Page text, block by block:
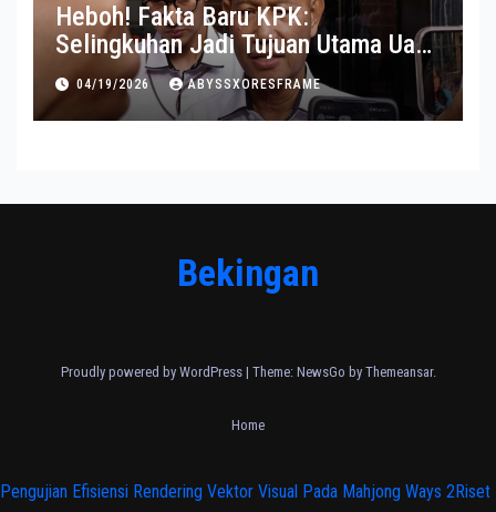
Heboh! Fakta Baru KPK:
Selingkuhan Jadi Tujuan Utama Uang
Korupsi
04/19/2026 ABYSSXORESFRAME
Bekingan
Proudly powered by WordPress | Theme: NewsGo by Themeansar.
Home
Pengujian Efisiensi Rendering Vektor Visual Pada Mahjong Ways 2Riset